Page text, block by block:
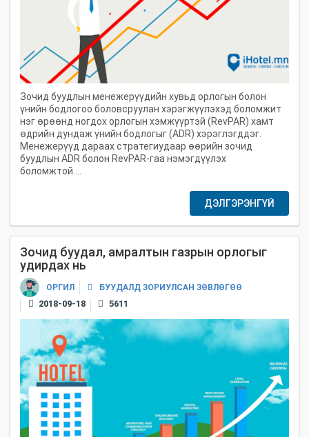
Зочид буудлын менежерүүдийн хувьд орлогын болон
үнийн бодлогоо боловсруулан хэрэгжүүлэхэд боломжит
нэг өрөөнд ногдох орлогын хэмжүүртэй (RevPAR) хамт
өдрийн дундаж үнийн бодлогыг (ADR) хэрэглэгддэг.
Менежерүүд дараах стратегиудаар өөрийн зочид
буудлын ADR болон RevPAR-гаа нэмэгдүүлэх
боломжтой....
ДЭЛГЭРЭНГҮЙ
Зочид буудал, амралтын газрын орлогыг
удирдах нь
ОРГИЛ БУУДАЛД ЗОРИУЛСАН ЗӨВЛӨГӨӨ
2018-09-18 5611